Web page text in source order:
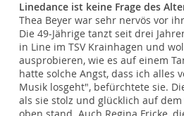
Linedance ist keine Frage des
Thea Beyer war sehr nervös vor
Die 49-Jährige tanzt seit drei
in Line im TSV Krainhagen und
ausprobieren, wie es auf einem
hatte solche Angst, dass ich alles
Musik losgeht", befürchtete sie.
als sie stolz und glücklich auf